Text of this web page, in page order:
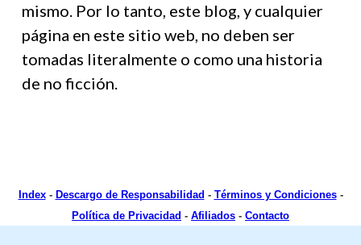
mismo. Por lo tanto, este blog, y cualquier
página en este sitio web, no deben ser
tomadas literalmente o como una historia
de no ficción.
Index- Descargo de Responsabilidad - Términos y Condiciones-
Política de Privacidad - Afiliados - Contacto